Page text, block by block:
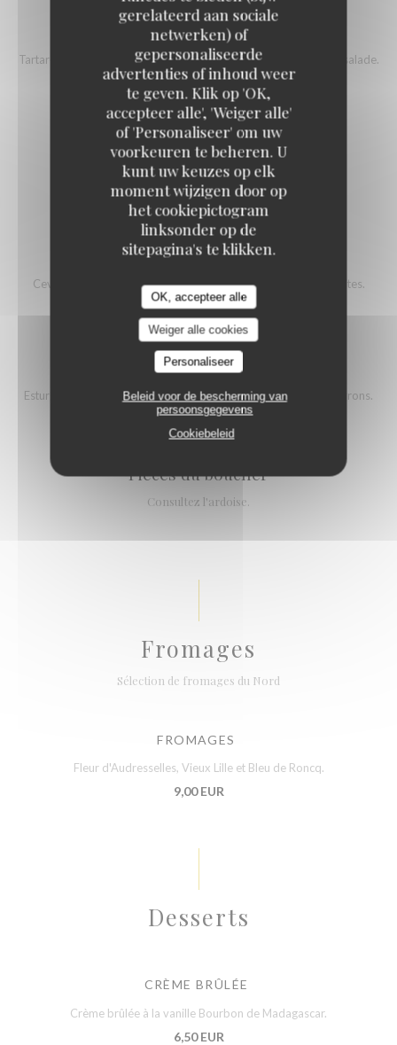
gerelateerd aan sociale
netwerken) of
gepersonaliseerde
advertenties of inhoud weer
te geven. Klik op 'OK,
accepteer alle', 'Weiger alle'
of 'Personaliseer' om uw
voorkeuren te beheren. U
kunt uw keuzes op elk
moment wijzigen door op
het cookiepictogram
linksonder op de
sitepagina's te klikken.
OK, accepteer alle
Weiger alle cookies
Personaliseer
Beleid voor de bescherming van
persoonsgegevens
Cookiebeleid
TARTARE DE BOEUF
Tartare coupé au couteau, jaune d'oeuf, parmesan, pesto, frites, salade.
18,00 EUR
WELSH
Welsh complet à la Chimay bleue, frites, salade.
18,00 EUR
CEVICHE D'ESTURGEON À LA TOMATE
Ceviche d'esturgeon fermier, tomate, crème au curry rouge, frites.
20,00 EUR
ESTURGEON RÔTI
Esturgeon fermier d'Aquitaine, risotto à l'encre de seiche et poivrons.
23,00 EUR
Pièces du boucher
Consultez l'ardoise.
Fromages
Sélection de fromages du Nord
FROMAGES
Fleur d'Audresselles, Vieux Lille et Bleu de Roncq.
9,00 EUR
Desserts
CRÈME BRÛLÉE
Crème brûlée à la vanille Bourbon de Madagascar.
6,50 EUR